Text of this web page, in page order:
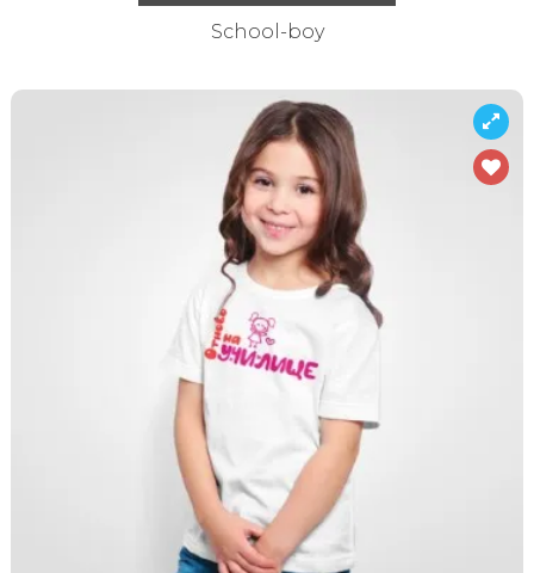
School-boy